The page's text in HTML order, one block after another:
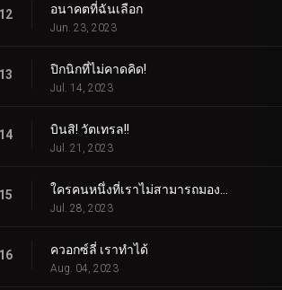
อนาคตที่ฉันเลือก
Jun. 23, 2023
ปิกนิกที่ไม่คาดคิด!
Jul. 14, 2023
บินสิ! วัตเทรล!!
Jul. 21, 2023
Jul. 28, 2023
ควอกซ์ลี่ เราทำได้
Aug. 04, 2023